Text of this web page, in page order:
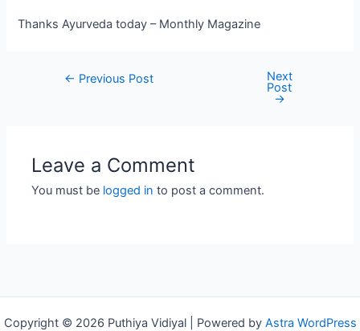
Thanks Ayurveda today – Monthly Magazine
Post← Previous Post Next
Post
→
Leave a Comment
You must be logged in to post a comment.
Copyright © 2026 Puthiya Vidiyal | Powered by Astra WordPress